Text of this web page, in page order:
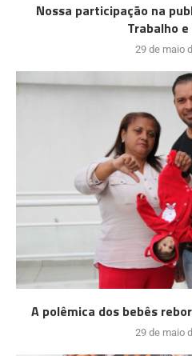
Nossa participação na
Trabalho e
29 de maio
A polêmica dos bebês
29 de maio